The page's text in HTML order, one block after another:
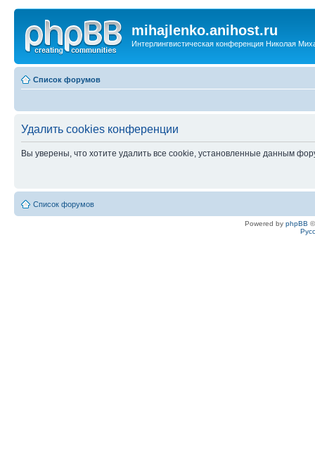
mihajlenko.anihost.ru
Интерлингвистическая конференция Николая
Список форумов
Удалить cookies конференции
Вы уверены, что хотите удалить все cookie, установленные данным
Список форумов
Powered by phpBB